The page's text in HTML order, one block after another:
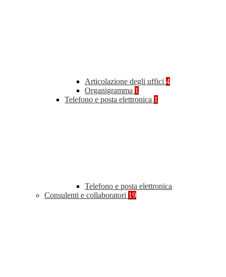
Articolazione degli uffici 4
Organigramma 1
Telefono e posta elettronica 1
Telefono e posta elettronica
Consulenti e collaboratori 19